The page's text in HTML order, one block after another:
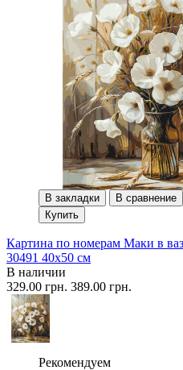
В закладки
В сравнение
Купить
Картина по номерам Маки в
30491 40x50 см
В наличии
329.00 грн. 389.00 грн.
Рекомендуем